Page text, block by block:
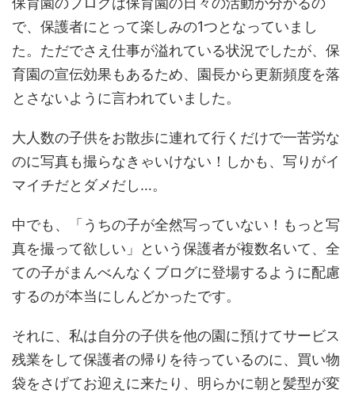
で、保護者にとって楽しみの1つとなっていまし
た。ただでさえ仕事が溢れている状況でしたが、保
育園の宣伝効果もあるため、園長から更新頻度を落
とさないように言われていました。
大人数の子供をお散歩に連れて行くだけで一苦労な
のに写真も撮らなきゃいけない！しかも、写りがイ
マイチだとダメだし…。
中でも、「うちの子が全然写っていない！もっと写
真を撮って欲しい」という保護者が複数名いて、全
ての子がまんべんなくブログに登場するように配慮
するのが本当にしんどかったです。
それに、 私は自分の子供を他の園に預けてサービス
残業をして保護者の帰りを待っているのに、買い物
袋をさげてお迎えに来たり、明らかに朝と髪型が変